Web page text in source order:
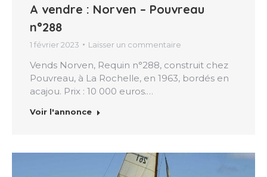
A vendre : Norven – Pouvreau
n°288
1 février 2023 Laisser un commentaire
Vends Norven, Requin n°288, construit chez
Pouvreau, à La Rochelle, en 1963, bordés en
acajou. Prix : 10 000 euros.…
Voir l'annonce